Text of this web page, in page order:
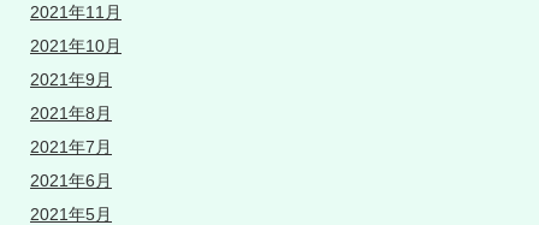
2021年11月
2021年10月
2021年9月
2021年8月
2021年7月
2021年6月
2021年5月